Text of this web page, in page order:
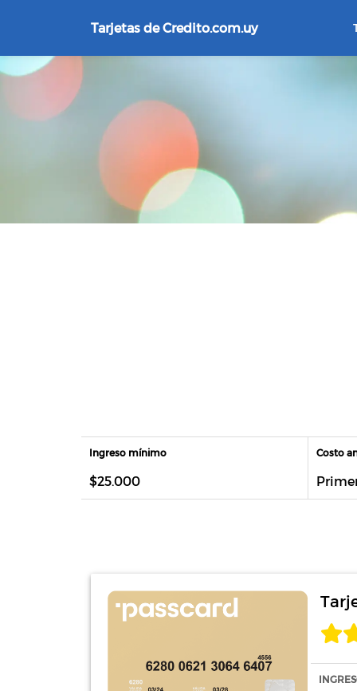
Tarjetas de Credito.com.uy
Ingreso mínimo
$25.000
Costo